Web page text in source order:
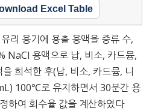
Excel Table
리 용기에 용출 용액을 증류 수,
NaCl 용액으로 납, 비소, 카드뮴,
희석한 후(납, 비소, 카드뮴, 니
100℃로 유지하면서 30분간 용
하여 회수율 값을 계산하였다